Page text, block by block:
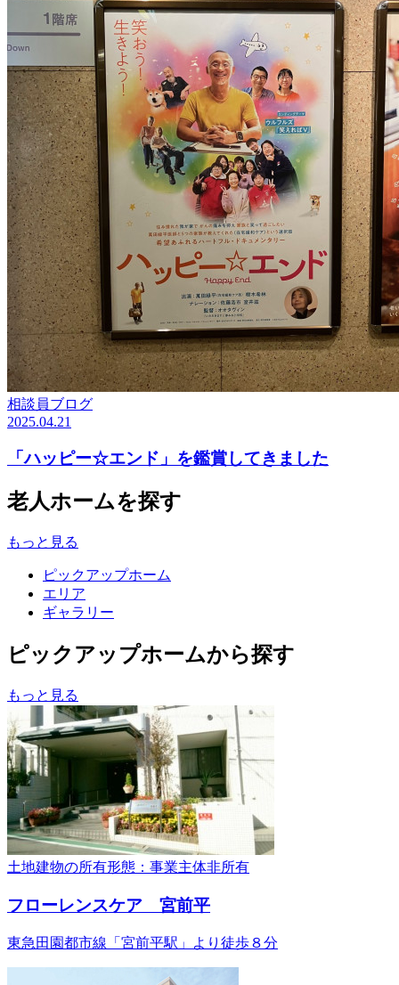
相談員ブログ
2025.04.21
「ハッピー☆エンド」を鑑賞してきました
老人ホームを探す
もっと見る
ピックアップホーム
エリア
ギャラリー
ピックアップホームから探す
もっと見る
土地建物の所有形態：事業主体非所有
フローレンスケア 宮前平
東急田園都市線「宮前平駅」より徒歩８分